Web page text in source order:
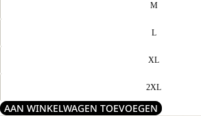
M
L
XL
2XL
AAN WINKELWAGEN TOEVOEGEN